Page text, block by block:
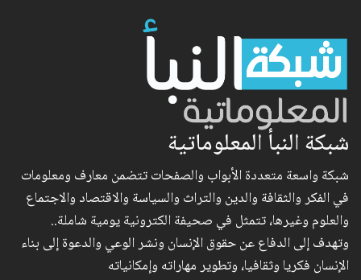
شبكة النبأ المعلوماتية
شبكة واسعة متعددة الأبواب والصفحات تتضمن معارف ومعلومات
في الفكر والثقافة والدين والتراث والسياسة والاقتصاد والاجتماع
والعلوم وغيرها، تتمثل في صحيفة الكترونية يومية شاملة..
وتهدف إلى الدفاع عن حقوق الإنسان ونشر الوعي والدعوة إلى بناء
الإنسان فكريا وثقافيا، وتطوير مهاراته وإمكانياته